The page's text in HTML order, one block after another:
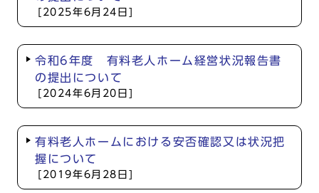
[2025年6月24日]
令和6年度 有料老人ホーム経営状況報告書
の提出について
[2024年6月20日]
有料老人ホームにおける安否確認又は状況把
握について
[2019年6月28日]